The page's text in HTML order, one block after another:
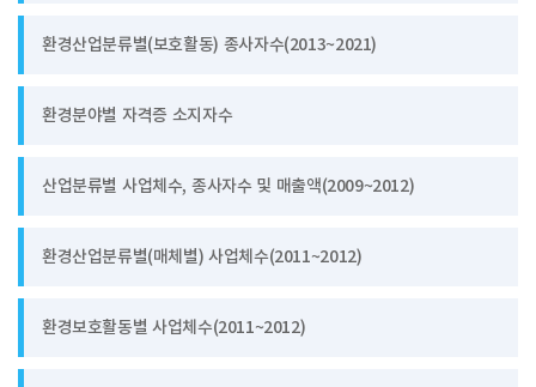
환경산업분류별(보호활동) 종사자수(2013~2021)
환경분야별 자격증 소지자수
산업분류별 사업체수, 종사자수 및 매출액(2009~2012)
환경산업분류별(매체별) 사업체수(2011~2012)
환경보호활동별 사업체수(2011~2012)